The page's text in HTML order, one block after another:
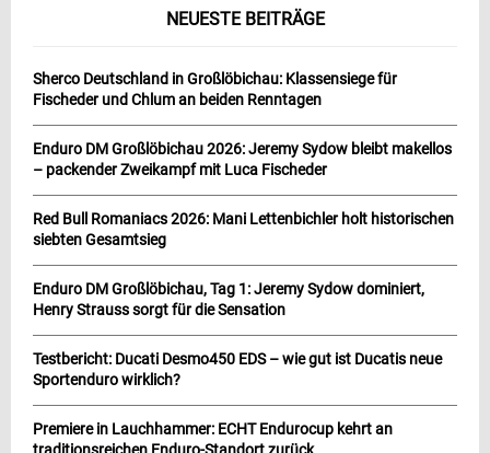
NEUESTE BEITRÄGE
Sherco Deutschland in Großlöbichau: Klassensiege für
Fischeder und Chlum an beiden Renntagen
Enduro DM Großlöbichau 2026: Jeremy Sydow bleibt makellos
– packender Zweikampf mit Luca Fischeder
Red Bull Romaniacs 2026: Mani Lettenbichler holt historischen
siebten Gesamtsieg
Enduro DM Großlöbichau, Tag 1: Jeremy Sydow dominiert,
Henry Strauss sorgt für die Sensation
Testbericht: Ducati Desmo450 EDS – wie gut ist Ducatis neue
Sportenduro wirklich?
Premiere in Lauchhammer: ECHT Endurocup kehrt an